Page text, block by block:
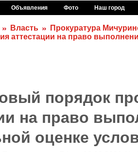
Объявления Фото Наш город
Власть
Прокуратура
аттестации на право
порядок
на право
оценке